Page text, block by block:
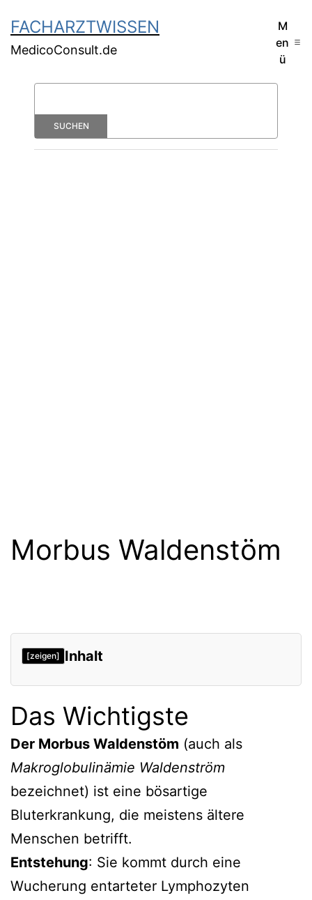
FACHARZTWISSEN
MedicoConsult.de
M
en
ü
Morbus Waldenstöm
[zeigen] Inhalt
Das Wichtigste
Der Morbus Waldenstöm (auch als
Makroglobulinämie Waldenström
bezeichnet) ist eine bösartige
Bluterkrankung, die meistens ältere
Menschen betrifft.
Entstehung: Sie kommt durch eine
Wucherung entarteter Lymphozyten